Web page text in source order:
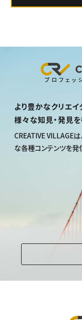
プロフェ
より豊かなクリエイ
様々な知見・発見を
CREATIVE VILLAGEは
な各種コンテンツを発